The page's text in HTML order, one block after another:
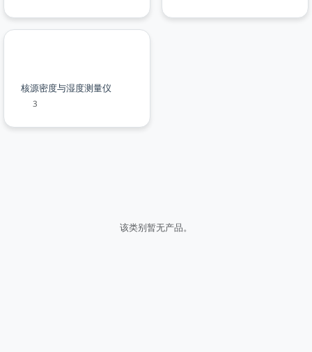
核源密度与湿度测量仪
3
该类别暂无产品。